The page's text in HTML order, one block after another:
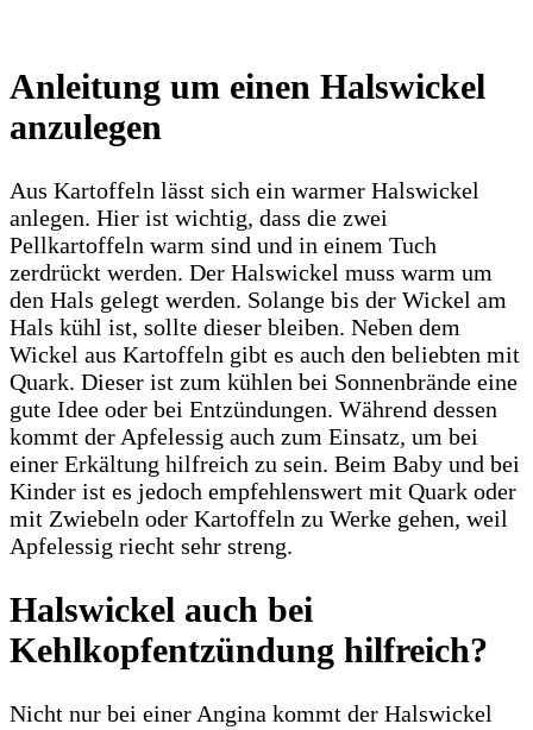
Anleitung um einen Halswickel
anzulegen
Aus Kartoffeln lässt sich ein warmer Halswickel
anlegen. Hier ist wichtig, dass die zwei
Pellkartoffeln warm sind und in einem Tuch
zerdrückt werden. Der Halswickel muss warm um
den Hals gelegt werden. Solange bis der Wickel am
Hals kühl ist, sollte dieser bleiben. Neben dem
Wickel aus Kartoffeln gibt es auch den beliebten mit
Quark. Dieser ist zum kühlen bei Sonnenbrände eine
gute Idee oder bei Entzündungen. Während dessen
kommt der Apfelessig auch zum Einsatz, um bei
einer Erkältung hilfreich zu sein. Beim Baby und bei
Kinder ist es jedoch empfehlenswert mit Quark oder
mit Zwiebeln oder Kartoffeln zu Werke gehen, weil
Apfelessig riecht sehr streng.
Halswickel auch bei
Kehlkopfentzündung hilfreich?
Nicht nur bei einer Angina kommt der Halswickel